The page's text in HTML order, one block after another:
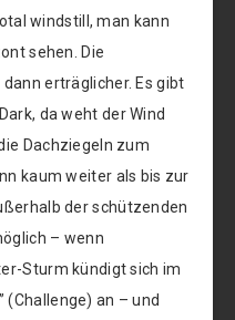
windstill, man kann
sehen. Die
erträglicher. Es gibt
da weht der Wind
Dachziegeln zum
kaum weiter als bis zur
der schützenden
– wenn
Sturm kündigt sich im
(Challenge) an – und